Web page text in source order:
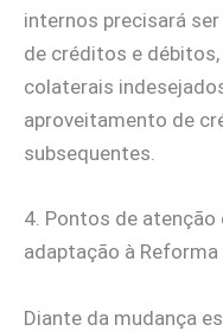
internos precisará
de créditos e
colaterais
aproveitamento de
subsequentes.
4. Pontos de
adaptação à
Diante da mudança